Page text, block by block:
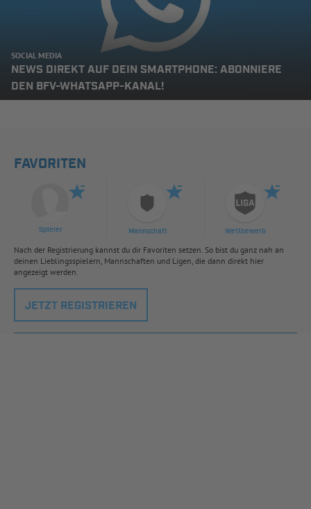
SOCIAL MEDIA
NEWS DIREKT AUF DEIN SMARTPHONE: ABONNIERE
DEN BFV-WHATSAPP-KANAL!
FAVORITEN
Spieler Mannschaft Wettbewerb
Nach der Registrierung kannst du dir Favoriten setzen. So bist du ganz nah an
deinen Lieblingsspielern, Mannschaften und Ligen, die dann direkt hier
angezeigt werden.
JETZT REGISTRIEREN